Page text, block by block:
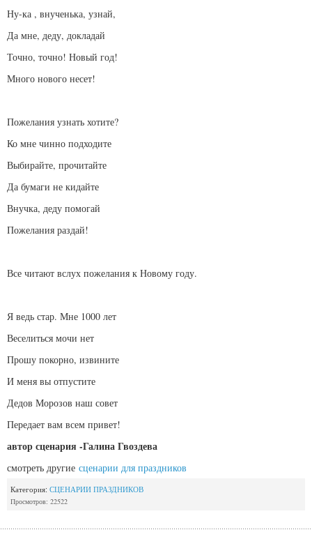
Ну-ка , внученька, узнай,
Да мне, деду, докладай
Точно, точно! Новый год!
Много нового несет!
Пожелания узнать хотите?
Ко мне чинно подходите
Выбирайте, прочитайте
Да бумаги не кидайте
Внучка, деду помогай
Пожелания раздай!
Все читают вслух пожелания к Новому году.
Я ведь стар. Мне 1000 лет
Веселиться мочи нет
Прошу покорно, извините
И меня вы отпустите
Дедов Морозов наш совет
Передает вам всем привет!
автор сценария -Галина Гвоздева
смотреть другие сценарии для праздников
Категория: СЦЕНАРИИ ПРАЗДНИКОВ
Просмотров: 22522